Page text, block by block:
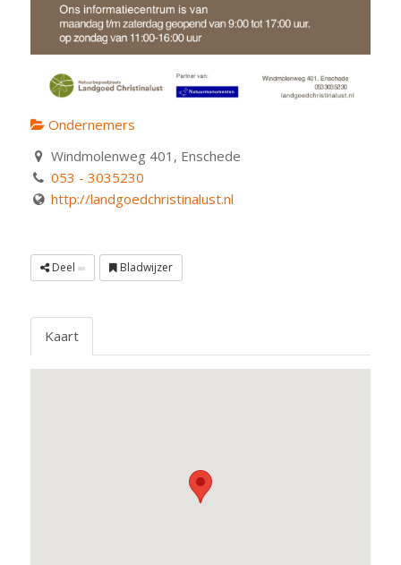
Ondernemers
Windmolenweg 401, Enschede
053 - 3035230
http://landgoedchristinalust.nl
Deel Bladwijzer
Kaart